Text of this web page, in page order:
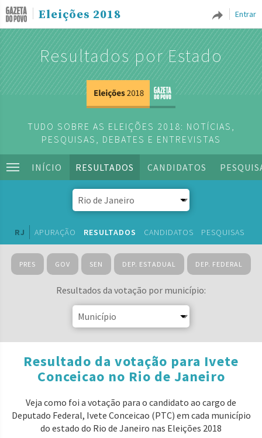
Entrar
Eleições 2018
Resultados por Estado
TUDO SOBRE AS ELEIÇÕES 2018: NOTÍCIAS,
PESQUISAS, DEBATES E ENTREVISTAS
INÍCIO RESULTADOS CANDIDATOS
RJ APURAÇÃO RESULTADOS CANDIDATOS PESQUISAS
PRES GOV SEN DEP. ESTADUAL DEP. FEDERAL
Resultados da votação por município:
Resultado da votação para Ivete
Conceicao no Rio de Janeiro
Veja como foi a votação para o candidato ao cargo de
Deputado Federal, Ivete Conceicao (PTC) em cada município
do estado do Rio de Janeiro nas Eleições 2018